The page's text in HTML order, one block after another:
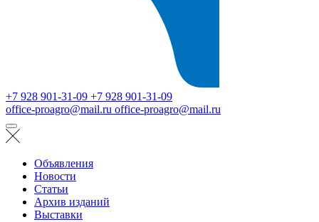
+7 928 901-31-09 +7 928 901-31-09
office-proagro@mail.ru office-proagro@mail.ru
Объявления
Новости
Статьи
Архив изданий
Выставки